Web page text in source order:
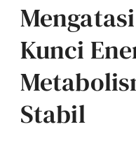
Kunci
Stabil